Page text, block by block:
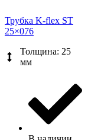
Трубка K-flex ST
25×076
Толщина: 25
мм